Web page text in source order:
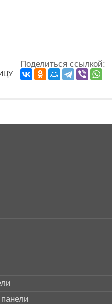
Поделиться ссылкой: